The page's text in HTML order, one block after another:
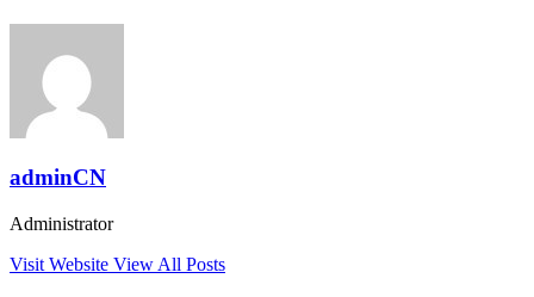
adminCN
Administrator
Visit Website View All Posts